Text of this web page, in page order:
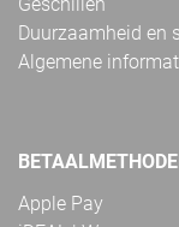
Duurzaamheid en
Algemene
Apple Pay